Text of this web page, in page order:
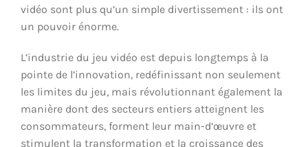
vidéo sont plus qu’un simple divertissement : ils ont
un pouvoir énorme.
L’industrie du jeu vidéo est depuis longtemps à la
pointe de l’innovation, redéfinissant non seulement
les limites du jeu, mais révolutionnant également la
manière dont des secteurs entiers atteignent les
consommateurs, forment leur main-d’œuvre et
stimulent la transformation et la croissance des